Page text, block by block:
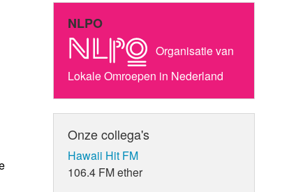
NLPO
Organisatie van
Lokale Omroepen in Nederland
Onze collega's
Hawaii Hit FM
106.4 FM ether